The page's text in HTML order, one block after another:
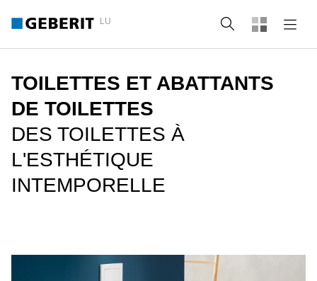
LU Recherche
TOILETTES ET ABATTANTS
DE TOILETTES
DES TOILETTES À
L'ESTHÉTIQUE
INTEMPORELLE